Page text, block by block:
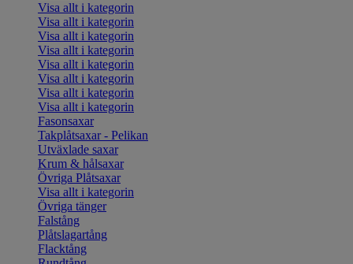
Visa allt i kategorin
Visa allt i kategorin
Visa allt i kategorin
Visa allt i kategorin
Visa allt i kategorin
Visa allt i kategorin
Visa allt i kategorin
Visa allt i kategorin
Fasonsaxar
Takplåtsaxar - Pelikan
Utväxlade saxar
Krum & hålsaxar
Övriga Plåtsaxar
Visa allt i kategorin
Övriga tänger
Falstång
Plåtslagartång
Flacktång